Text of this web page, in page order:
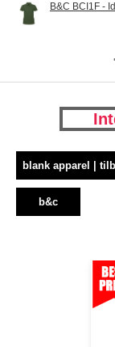
B&C BCI1F -
blank apparel |
b&c